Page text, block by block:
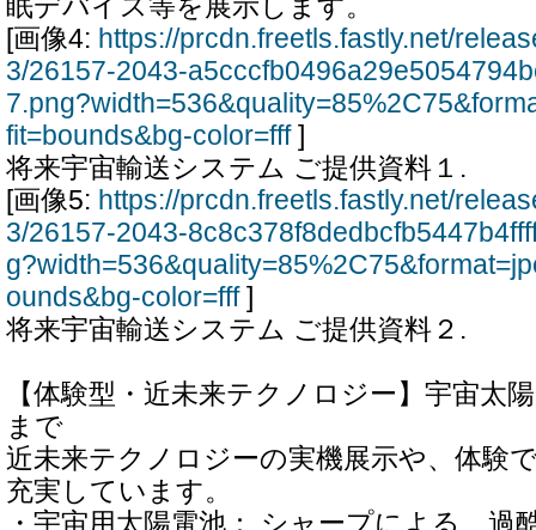
眠デバイス等を展示します。
[画像4: https://prcdn.freetls.fastly.net/
3/26157-2043-
fit=bounds&bg-color=fff]
将来宇宙輸送システム ご提供資料１.
[画像5: https://prcdn.freetls.fastly.net/
3/26157-2043-
ounds&bg-color=fff]
将来宇宙輸送システム ご提供資料２.
【体験型・近未来テクノロジー】宇宙太
まで
近未来テクノロジーの実機展示や、体験
充実しています。
・宇宙用太陽電池： シャープによる、過